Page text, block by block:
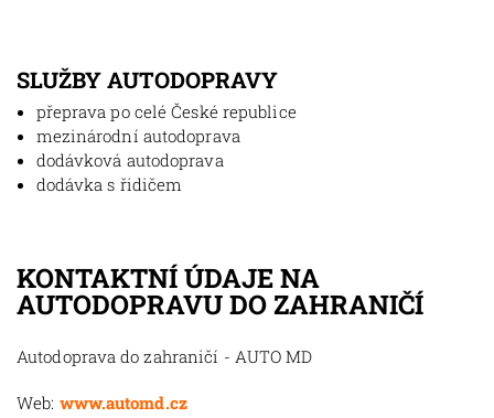
SLUŽBY AUTODOPRAVY
přeprava po celé České republice
mezinárodní autodoprava
dodávková autodoprava
dodávka s řidičem
KONTAKTNÍ ÚDAJE NA
AUTODOPRAVU DO ZAHRANIČÍ
Autodoprava do zahraničí - AUTO MD
Web: www.automd.cz